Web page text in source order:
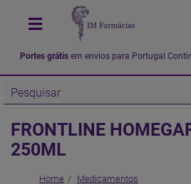
Portes grátis em envios para Portugal
FRONTLINE
250ML
Home
Medicamentos